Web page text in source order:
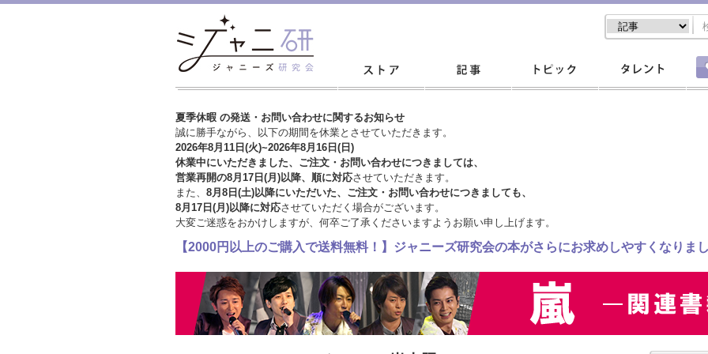
夏季休暇 の発送・お問い合わせに関するお知らせ
誠に勝手ながら、以下の期間を休業とさせていただきます。
2026年8月11日(火)~2026年8月16日(日)
休業中にいただきました、ご注文・お問い合わせにつきましては、
営業再開の8月17日(月)以降、順に対応させていただきます。
また、 8月8日(土)以降にいただいた、ご注文・ お問い合わせにつきましても、
8月17日(月)以降に対応させていただく場合がございます。
大変ご迷惑をおかけしますが、 何卒ご了承くださいますようお願い申し上げます。
【2000円以上のご購入で送料無料！】ジャニーズ研究会の本がさらにお求めしやすくなりま